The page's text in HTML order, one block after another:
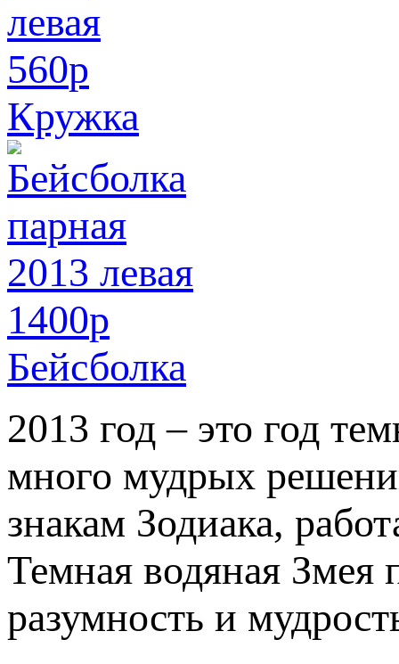
560p
Кружка
1400p
Бейсболка
2013 год – это год
много мудрых
знакам Зодиака,
Темная водяная Змея
разумность и